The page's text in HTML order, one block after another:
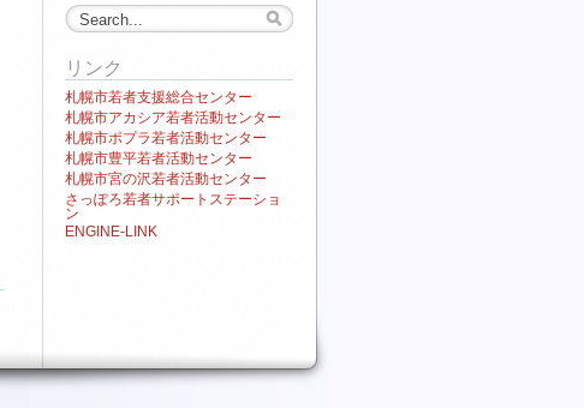
リンク
札幌市若者支援総合センター
札幌市アカシア若者活動センター
札幌市ポプラ若者活動センター
札幌市豊平若者活動センター
札幌市宮の沢若者活動センター
さっぽろ若者サポートステーショ
ン
ENGINE-LINK